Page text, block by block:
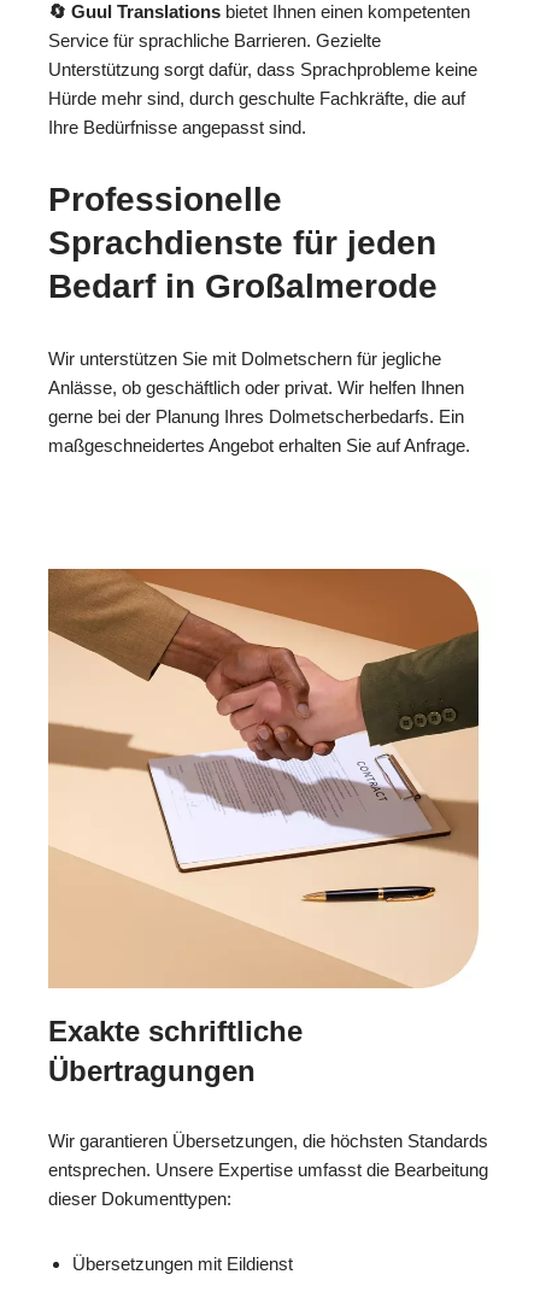
🔄 Guul Translations bietet Ihnen einen kompetenten
Service für sprachliche Barrieren. Gezielte
Unterstützung sorgt dafür, dass Sprachprobleme keine
Hürde mehr sind, durch geschulte Fachkräfte, die auf
Ihre Bedürfnisse angepasst sind.
Professionelle
Sprachdienste für jeden
Bedarf in Großalmerode
Wir unterstützen Sie mit Dolmetschern für jegliche
Anlässe, ob geschäftlich oder privat. Wir helfen Ihnen
gerne bei der Planung Ihres Dolmetscherbedarfs. Ein
maßgeschneidertes Angebot erhalten Sie auf Anfrage.
Exakte schriftliche
Übertragungen
Wir garantieren Übersetzungen, die höchsten Standards
entsprechen. Unsere Expertise umfasst die Bearbeitung
dieser Dokumenttypen:
Übersetzungen mit Eildienst